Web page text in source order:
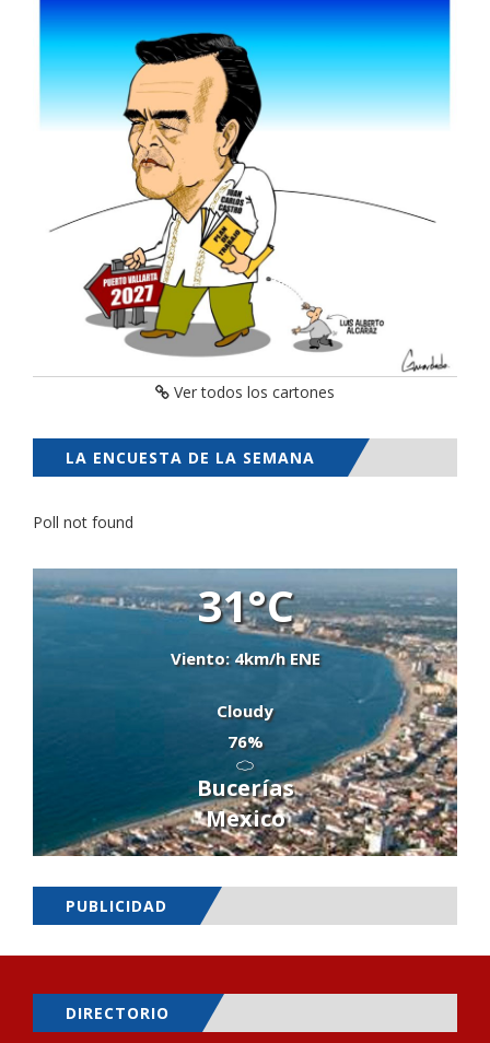
Ver todos los cartones
LA ENCUESTA DE LA SEMANA
Poll not found
31°C
Viento: 4km/h ENE
Cloudy
76%
Bucerías
Mexico
PUBLICIDAD
DIRECTORIO